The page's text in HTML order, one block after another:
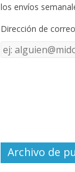
o
k e
los envíos
Dirección de correo
Dirección
Archivo de